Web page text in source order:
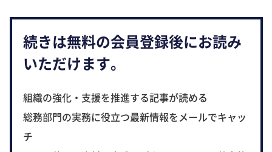
続きは無料の会員登録後にお読み
いただけます。
組織の強化・支援を推進する記事が読める
総務部門の実務に役立つ最新情報をメールでキャッ
チ